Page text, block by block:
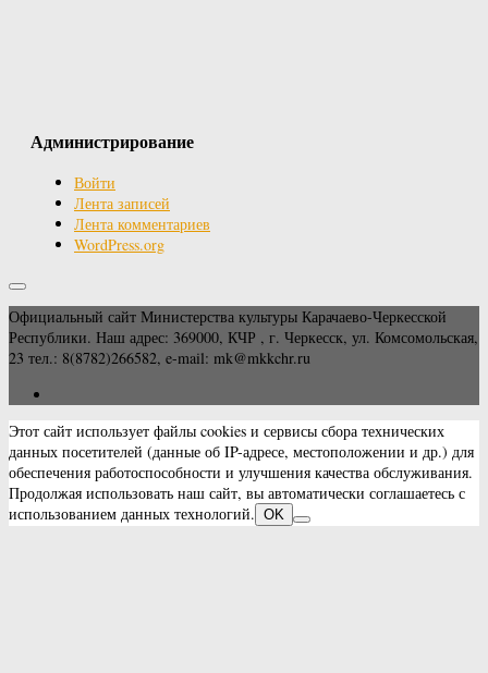
Администрирование
Войти
Лента записей
Лента комментариев
WordPress.org
Официальный сайт Министерства культуры Карачаево-Черкесской
Республики. Наш адрес: 369000, КЧР , г. Черкесск, ул. Комсомольская,
23 тел.: 8(8782)266582, e-mail: mk@mkkchr.ru
Этот сайт использует файлы cookies и сервисы сбора технических
данных посетителей (данные об IP-адресе, местоположении и др.) для
обеспечения работоспособности и улучшения качества обслуживания.
Продолжая использовать наш сайт, вы автоматически соглашаетесь с
использованием данных технологий. OK